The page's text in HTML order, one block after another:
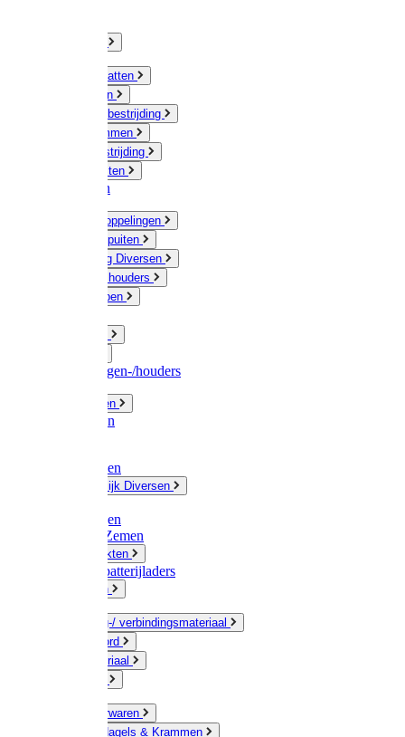
Muizen / Ratten
Drukspuiten
Ongediertebestrijding
Mollenklemmen
Onkruidbestrijding
Vliegenkasten
Meststoffen
Messing koppelingen
Gieters / Spuiten
Besproeiing Diversen
Slangen & houders
Waterpompen
Slangenwagen-/houders
Olie / Vetten
Chemicalien
Plasticzakken
Huishoudelijk Diversen
Zaksluitingen
Sponzen / Zemen
Zeepprodukten
Batterij & batterijladers
Zaklampen
Verpakking-/ verbindingsmateriaal
Touw / Koord
Afdekmateriaal
Kleine ijzerwaren
Spijkers, Nagels & Krammen